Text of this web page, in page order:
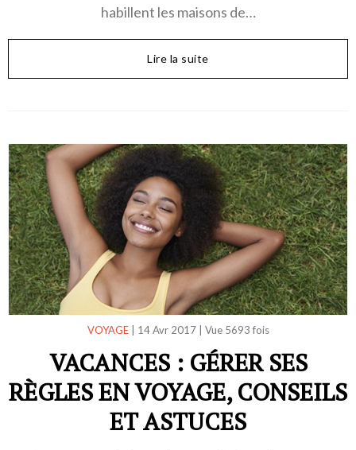
habillent les maisons de…
Lire la suite
VOYAGE| 14 Avr 2017| Vue 5693 fois
VACANCES : GÉRER SES
RÈGLES EN VOYAGE, CONSEILS
ET ASTUCES